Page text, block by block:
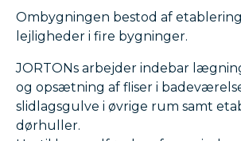
Ombygningen bestod af
lejligheder i fire bygninger.
JORTONs arbejder indebar
og opsætning af fliser i
slidlagsgulve i øvrige rum samt
dørhuller.